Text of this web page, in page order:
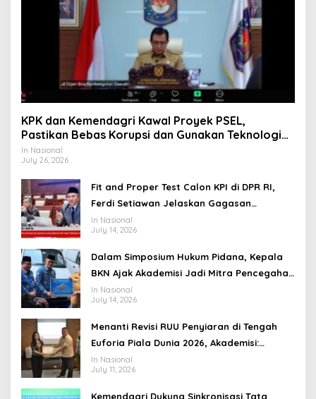
KPK dan Kemendagri Kawal Proyek PSEL,
Pastikan Bebas Korupsi dan Gunakan Teknologi
Ramah Lingkungan
In Nasional
July 26, 2026
Fit and Proper Test Calon KPI di DPR RI,
Ferdi Setiawan Jelaskan Gagasan
Transformasi Menuju Ekosistem Penyiaran
yang Adaptif
In Nasional
July 14, 2026
Dalam Simposium Hukum Pidana, Kepala
BKN Ajak Akademisi Jadi Mitra Pencegahan
Tindak Pidana di Birokrasi
In Nasional
July 14, 2026
Menanti Revisi RUU Penyiaran di Tengah
Euforia Piala Dunia 2026, Akademisi:
Jangan Terus Jadi “Messi dan Ronaldo”
Legislasi
In Nasional
July 11, 2026
Kemendagri Dukung Sinkronisasi Tata